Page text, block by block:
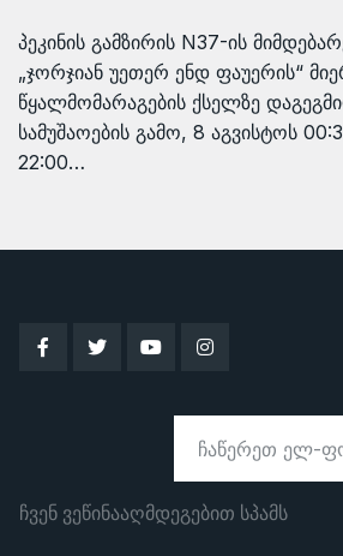
პეკინის გამზირის N37-ის
„ჯორჯიან უეთერ ენდ ფაუერის“
წყალმომარაგების ქსელზე
სამუშაოების გამო, 8 აგვისტოს
22:00…
ჩვენ ვეწინააღმდეგებით სპამს